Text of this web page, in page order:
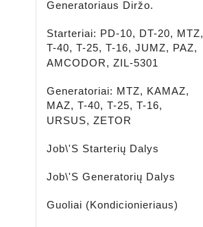
Generatoriaus Diržo.
Starteriai: PD-10, DT-20, MTZ,
T-40, T-25, T-16, JUMZ, PAZ,
AMCODOR, ZIL-5301
Generatoriai: MTZ, KAMAZ,
MAZ, T-40, T-25, T-16,
URSUS, ZETOR
Job\'s Starterių Dalys
Job\'s Generatorių Dalys
Guoliai (kondicionieriaus)